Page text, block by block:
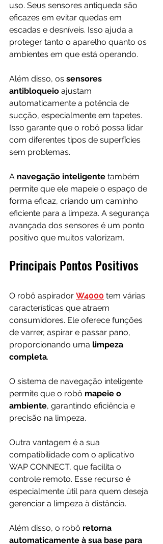
uso. Seus sensores antiqueda são
eficazes em evitar quedas em
escadas e desníveis. Isso ajuda a
proteger tanto o aparelho quanto os
ambientes em que está operando.
Além disso, os sensores
antibloqueio ajustam
automaticamente a potência de
sucção, especialmente em tapetes.
Isso garante que o robô possa lidar
com diferentes tipos de superfícies
sem problemas.
A navegação inteligente também
permite que ele mapeie o espaço de
forma eficaz, criando um caminho
eficiente para a limpeza. A segurança
avançada dos sensores é um ponto
positivo que muitos valorizam.
Principais Pontos Positivos
O robô aspirador W4000 tem várias
características que atraem
consumidores. Ele oferece funções
de varrer, aspirar e passar pano,
proporcionando uma limpeza
completa.
O sistema de navegação inteligente
permite que o robô mapeie o
ambiente, garantindo eficiência e
precisão na limpeza.
Outra vantagem é a sua
compatibilidade com o aplicativo
WAP CONNECT, que facilita o
controle remoto. Esse recurso é
especialmente útil para quem deseja
gerenciar a limpeza à distância.
Além disso, o robô retorna
automaticamente à sua base para